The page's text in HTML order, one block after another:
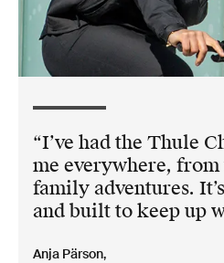
I’ve had the Thule
me everywhere,
family adventures.
and built to keep up
Anja Pärson,